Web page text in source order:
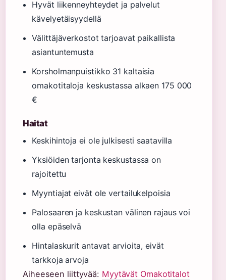
Hyvät liikenneyhteydet ja palvelut
kävelyetäisyydellä
Välittäjäverkostot tarjoavat paikallista
asiantuntemusta
Korsholmanpuistikko 31 kaltaisia
omakotitaloja keskustassa alkaen 175 000
€
Haitat
Keskihintoja ei ole julkisesti saatavilla
Yksiöiden tarjonta keskustassa on
rajoitettu
Myyntiajat eivät ole vertailukelpoisia
Palosaaren ja keskustan välinen rajaus voi
olla epäselvä
Hintalaskurit antavat arvioita, eivät
tarkkoja arvoja
Aiheeseen liittyvää: Myytävät Omakotitalot